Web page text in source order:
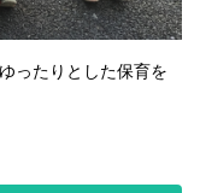
ったりとした保育を
き合えます＞